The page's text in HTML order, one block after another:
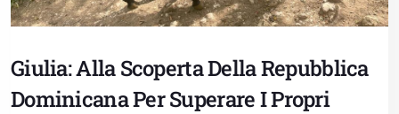
Giulia: Alla Scoperta Della Repubblica
Dominicana Per Superare I Propri